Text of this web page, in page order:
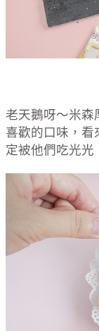
老天鵝呀～米森
喜歡的口味，看
定被他們吃光光